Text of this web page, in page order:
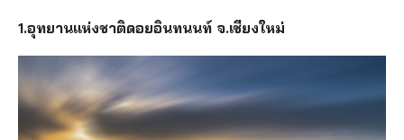
1.อุทยานแห่งชาติดอยอินทนนท์ จ.เชียงใหม่